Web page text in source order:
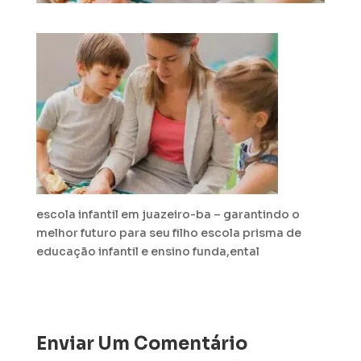
escola infantil em juazeiro-ba – garantindo o
melhor futuro para seu filho escola prisma de
educação infantil e ensino funda,ental
Enviar Um Comentário